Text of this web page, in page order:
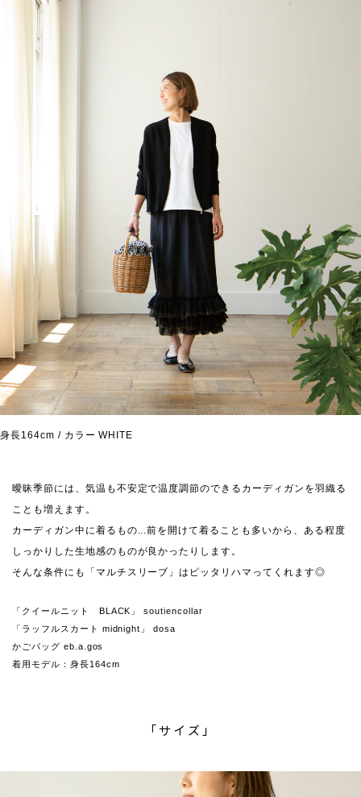
身長164cm / カラー WHITE
曖昧季節には、気温も不安定で温度調節のできるカーディガンを羽織る
ことも増えます。
カーディガン中に着るもの...前を開けて着ることも多いから、ある程度
しっかりした生地感のものが良かったりします。
そんな条件にも「マルチスリーブ」はピッタリハマってくれます◎
「クイールニット BLACK」 soutiencollar
「ラッフルスカート midnight」 dosa
かごバッグ eb.a.gos
着用モデル：身長164cm
「サイズ」